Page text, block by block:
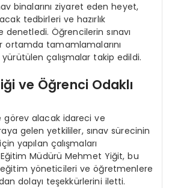
binalarını ziyaret eden heyet,
tedbirleri ve hazırlık
denetledi. Öğrencilerin sınavı
ortamda tamamlamalarını
çalışmalar takip edildi.
ve Öğrenci Odaklı
görev alacak idareci ve
gelen yetkililer, sınav sürecinin
yapılan çalışmaları
Müdürü Mehmet Yiğit, bu
yöneticileri ve öğretmenlere
dolayı teşekkürlerini iletti.